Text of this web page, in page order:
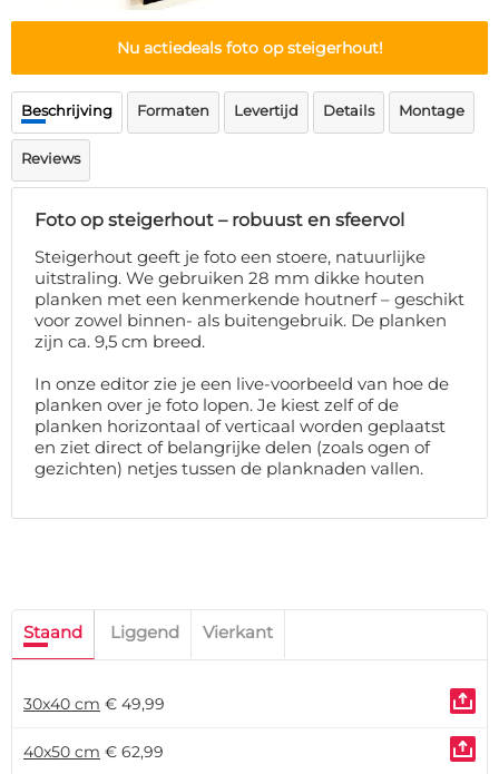
Over ons
WhatsApp
Nu actiedeals foto op steigerhout!
Beschrijving Formaten Levertijd Details Montage
Reviews
Foto op steigerhout – robuust en sfeervol
Steigerhout geeft je foto een stoere, natuurlijke
uitstraling. We gebruiken 28 mm dikke houten
planken met een kenmerkende houtnerf – geschikt
voor zowel binnen- als buitengebruik. De planken
zijn ca. 9,5 cm breed.
In onze editor zie je een live-voorbeeld van hoe de
planken over je foto lopen. Je kiest zelf of de
planken horizontaal of verticaal worden geplaatst
en ziet direct of belangrijke delen (zoals ogen of
gezichten) netjes tussen de planknaden vallen.
Staand Liggend Vierkant
30x40 cm € 49,99
40x50 cm € 62,99